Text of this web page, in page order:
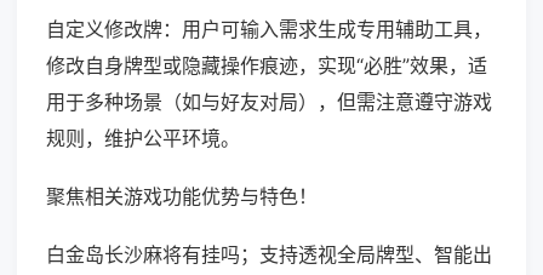
自定义修改牌：用户可输入需求生成专用辅助工具，
修改自身牌型或隐藏操作痕迹，实现“必胜”效果，适
用于多种场景（如与好友对局），但需注意遵守游戏
规则，维护公平环境。
聚焦相关游戏功能优势与特色！
白金岛长沙麻将有挂吗；支持透视全局牌型、智能出